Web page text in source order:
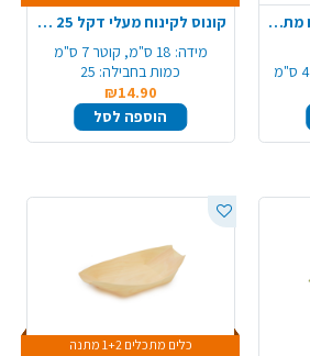
גביעי סופלה מנייר קקאו מתכלה 15 יח' - טבעי
קונוס לקינוח מעלי דקל 25 יח' - גדול
מידה: 18 ס"מ, קוטר 7 ס"מ
כמות בחבילה: 25
₪14.90
הוספה לסל
כלים מתכלים 1+2 מתנה